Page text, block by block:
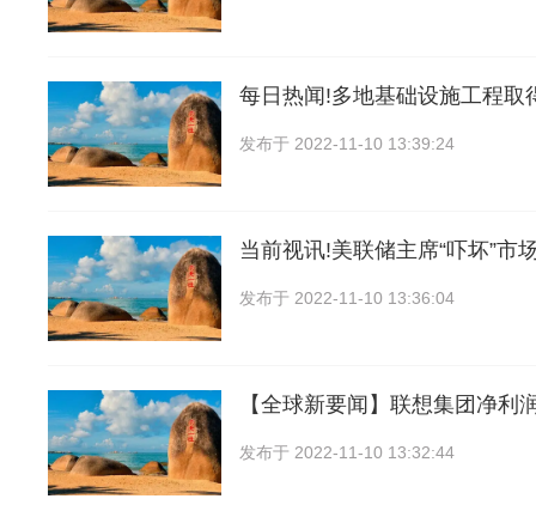
每日热闻!多地基础设施工程取
发布于 2022-11-10 13:39:24
当前视讯!美联储主席“吓坏”市
发布于 2022-11-10 13:36:04
【全球新要闻】联想集团净利
发布于 2022-11-10 13:32:44